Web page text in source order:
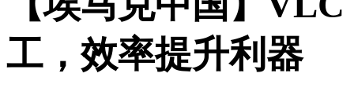
工，效率提升利器